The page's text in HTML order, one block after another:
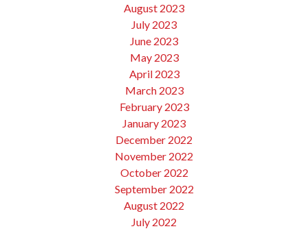
August 2023
July 2023
June 2023
May 2023
April 2023
March 2023
February 2023
January 2023
December 2022
November 2022
October 2022
September 2022
August 2022
July 2022